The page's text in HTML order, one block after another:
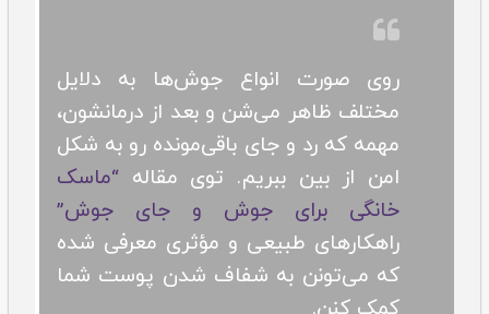
روی صورت انواع جوش‌ها به دلایل
مختلف ظاهر می‌شن و بعد از درمانشون،
مهمه که رد و جای باقی‌مونده رو به شکل
امن از بین ببریم. توی مقاله “ماسک
خانگی برای جوش و جای جوش”
راهکارهای طبیعی و مؤثری معرفی شده
که می‌تونن به شفاف شدن پوست شما